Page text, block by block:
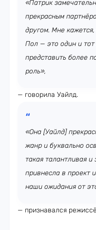
«Патрик
прекрасным
другом. Мне
Пол — это один и
представить более
роль»,
— говорила Уайлд.
«Она [Уайлд]
жанр и буквально
такая талантливая и
привнесла в проект
наши ожидания от
— признавался